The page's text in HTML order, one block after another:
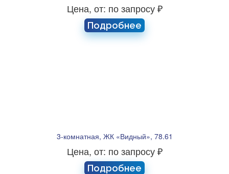
Цена, от: по запросу ₽
Подробнее
3-комнатная, ЖК «Видный», 78.61
Цена, от: по запросу ₽
Подробнее